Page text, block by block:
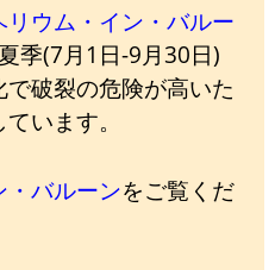
リウム・イン・バルー
季(7月1日-9月30日)
破裂の危険が高いた
います。
・バルーンをご覧くだ